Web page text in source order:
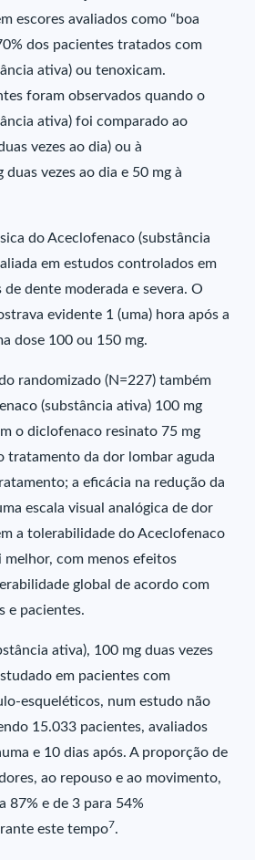
escores avaliados como “boa
dos pacientes tratados com
ativa) ou tenoxicam.
foram observados quando o
ativa) foi comparado ao
vezes ao dia) ou à
vezes ao dia e 50 mg à
do Aceclofenaco (substância
em estudos controlados em
dente moderada e severa. O
evidente 1 (uma) hora após a
dose 100 ou 150 mg.
randomizado (N=227) também
(substância ativa) 100 mg
o diclofenaco resinato 75 mg
tratamento da dor lombar aguda
a eficácia na redução da
escala visual analógica de dor
a tolerabilidade do Aceclofenaco
melhor, com menos efeitos
global de acordo com
e pacientes.
ativa), 100 mg duas vezes
em pacientes com
esqueléticos, num estudo não
15.033 pacientes, avaliados
e 10 dias após. A proporção de
ao repouso e ao movimento,
87% e de 3 para 54%
este tempo7.